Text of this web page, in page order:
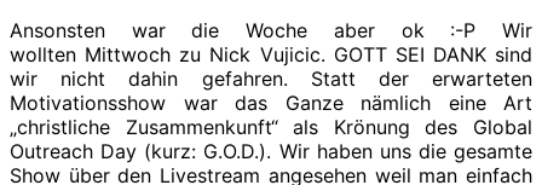
Ansonsten war die Woche aber ok :-P Wir
wollten Mittwoch zu Nick Vujicic. GOTT SEI DANK sind
wir nicht dahin gefahren. Statt der erwarteten
Motivationsshow war das Ganze nämlich eine Art
„christliche Zusammenkunft“ als Krönung des Global
Outreach Day (kurz: G.O.D.). Wir haben uns die gesamte
Show über den Livestream angesehen weil man einfach